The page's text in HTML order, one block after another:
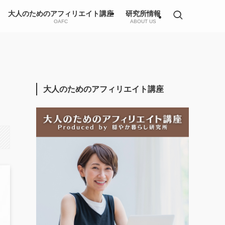
大人のためのアフィリエイト講座
OAFC
研究所情報
ABOUT US
大人のためのアフィリエイト講座